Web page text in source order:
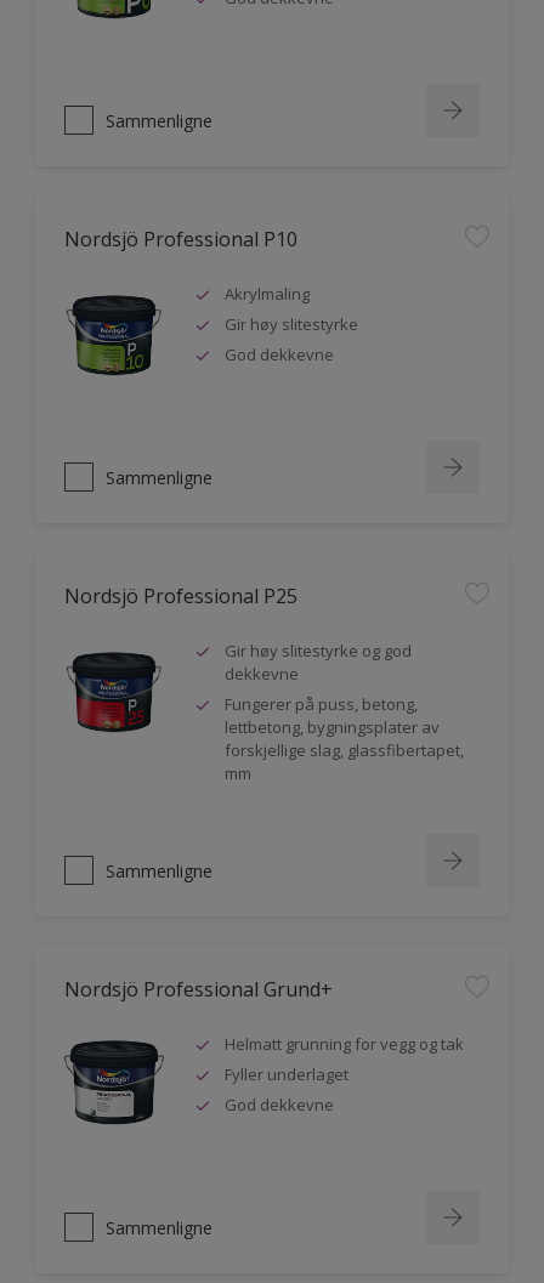
Sammenligne
Nordsjö Professional P10
Akrylmaling
Gir høy slitestyrke
God dekkevne
Sammenligne
Nordsjö Professional P25
Gir høy slitestyrke og god
dekkevne
Fungerer på puss, betong,
lettbetong, bygningsplater av
forskjellige slag, glassfibertapet,
mm
Sammenligne
Nordsjö Professional Grund+
Helmatt grunning for vegg og tak
Fyller underlaget
God dekkevne
Sammenligne